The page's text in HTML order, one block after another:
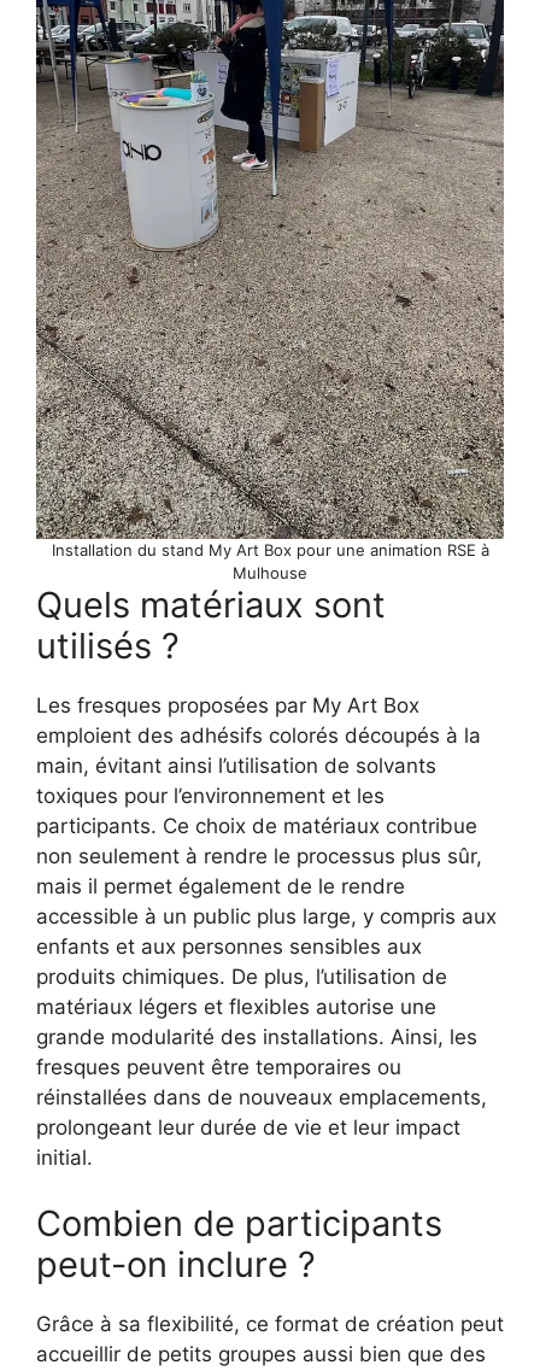
Installation du stand My Art Box pour une animation RSE à
Mulhouse
Quels matériaux sont
utilisés ?
Les fresques proposées par My Art Box
emploient des adhésifs colorés découpés à la
main, évitant ainsi l’utilisation de solvants
toxiques pour l’environnement et les
participants. Ce choix de matériaux contribue
non seulement à rendre le processus plus sûr,
mais il permet également de le rendre
accessible à un public plus large, y compris aux
enfants et aux personnes sensibles aux
produits chimiques. De plus, l’utilisation de
matériaux légers et flexibles autorise une
grande modularité des installations. Ainsi, les
fresques peuvent être temporaires ou
réinstallées dans de nouveaux emplacements,
prolongeant leur durée de vie et leur impact
initial.
Combien de participants
peut-on inclure ?
Grâce à sa flexibilité, ce format de création peut
accueillir de petits groupes aussi bien que des